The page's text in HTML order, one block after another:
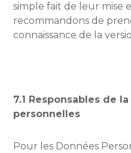
simple fait de leur mise
recommandons de
connaissance de la
7.1 Responsables de
personnelles
Pour les Données